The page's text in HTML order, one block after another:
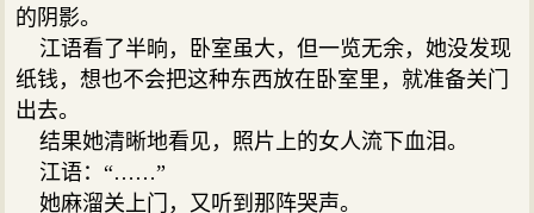
的阴影。
江语看了半晌，卧室虽大，但一览无余，她没发现
纸钱，想也不会把这种东西放在卧室里，就准备关门
出去。
结果她清晰地看见，照片上的女人流下血泪。
江语：“……”
她麻溜关上门，又听到那阵哭声。